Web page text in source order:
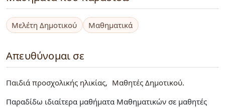
Μελέτη Δημοτικού Μαθηματικά
Απευθύνομαι σε
Παιδιά προσχολικής ηλικίας
Μαθητές Δημοτικού
Παραδίδω ιδιαίτερα μαθήματα Μαθηματικών σε μαθητές